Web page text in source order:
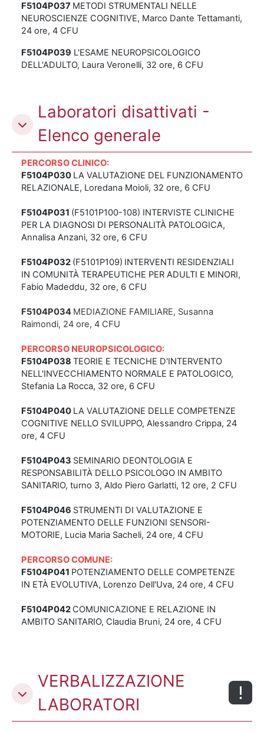
F5104P037 METODI STRUMENTALI NELLE
NEUROSCIENZE COGNITIVE, Marco Dante Tettamanti,
24 ore, 4 CFU
F5104P039 L'ESAME NEUROPSICOLOGICO
DELL'ADULTO, Laura Veronelli, 32 ore, 6 CFU
Laboratori disattivati -
Elenco generale
PERCORSO CLINICO:
F5104P030 LA VALUTAZIONE DEL FUNZIONAMENTO
RELAZIONALE, Loredana Moioli, 32 ore, 6 CFU
F5104P031 (F5101P100-108) INTERVISTE CLINICHE
PER LA DIAGNOSI DI PERSONALITÀ PATOLOGICA,
Annalisa Anzani, 32 ore, 6 CFU
F5104P032 (F5101P109) INTERVENTI RESIDENZIALI
IN COMUNITÀ TERAPEUTICHE PER ADULTI E MINORI,
Fabio Madeddu, 32 ore, 6 CFU
F5104P034 MEDIAZIONE FAMILIARE, Susanna
Raimondi, 24 ore, 4 CFU
PERCORSO NEUROPSICOLOGICO:
F5104P038 TEORIE E TECNICHE D'INTERVENTO
NELL'INVECCHIAMENTO NORMALE E PATOLOGICO,
Stefania La Rocca, 32 ore, 6 CFU
F5104P040 LA VALUTAZIONE DELLE COMPETENZE
COGNITIVE NELLO SVILUPPO, Alessandro Crippa, 24
ore, 4 CFU
F5104P043 SEMINARIO DEONTOLOGIA E
RESPONSABILITÀ DELLO PSICOLOGO IN AMBITO
SANITARIO, turno 3, Aldo Piero Garlatti, 12 ore, 2 CFU
F5104P046 STRUMENTI DI VALUTAZIONE E
POTENZIAMENTO DELLE FUNZIONI SENSORI-
MOTORIE, Lucia Maria Sacheli, 24 ore, 4 CFU
PERCORSO COMUNE:
F5104P041 POTENZIAMENTO DELLE COMPETENZE
IN ETÀ EVOLUTIVA, Lorenzo Dell'Uva, 24 ore, 4 CFU
F5104P042 COMUNICAZIONE E RELAZIONE IN
AMBITO SANITARIO, Claudia Bruni, 24 ore, 4 CFU
VERBALIZZAZIONE
LABORATORI